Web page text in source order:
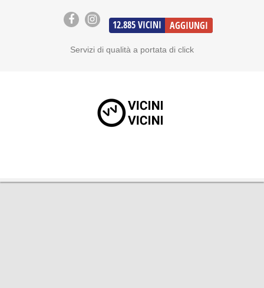
12.885 VICINI AGGIUNGI
Servizi di qualità a portata di click